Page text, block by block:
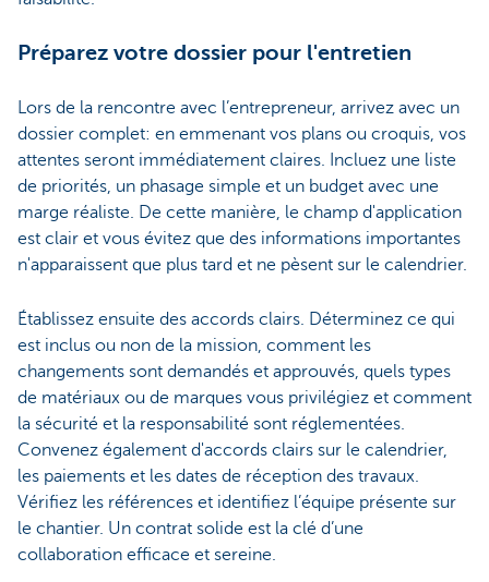
Préparez votre dossier pour l'entretien
Lors de la rencontre avec l’entrepreneur, arrivez avec un
dossier complet: en emmenant vos plans ou croquis, vos
attentes seront immédiatement claires. Incluez une liste
de priorités, un phasage simple et un budget avec une
marge réaliste. De cette manière, le champ d'application
est clair et vous évitez que des informations importantes
n'apparaissent que plus tard et ne pèsent sur le calendrier.
Établissez ensuite des accords clairs. Déterminez ce qui
est inclus ou non de la mission, comment les
changements sont demandés et approuvés, quels types
de matériaux ou de marques vous privilégiez et comment
la sécurité et la responsabilité sont réglementées.
Convenez également d'accords clairs sur le calendrier,
les paiements et les dates de réception des travaux.
Vérifiez les références et identifiez l’équipe présente sur
le chantier. Un contrat solide est la clé d’une
collaboration efficace et sereine.